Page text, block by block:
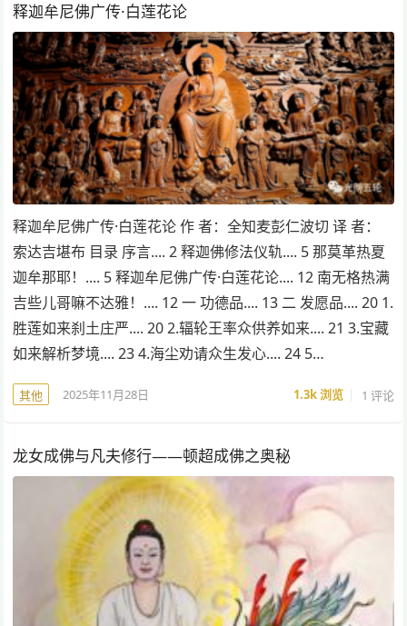
释迦牟尼佛广传·白莲花论
释迦牟尼佛广传·白莲花论 作 者：全知麦彭仁波切 译 者：
索达吉堪布 目录 序言.... 2 释迦佛修法仪轨.... 5 那莫革热夏
迦牟那耶！.... 5 释迦牟尼佛广传·白莲花论.... 12 南无格热满
吉些儿哥嘛不达雅！.... 12 一 功德品.... 13 二 发愿品.... 20 1.
胜莲如来刹土庄严.... 20 2.辐轮王率众供养如来.... 21 3.宝藏
如来解析梦境.... 23 4.海尘劝请众生发心.... 24 5…
其他 2025年11月28日 1.3k浏览 1 评论
龙女成佛与凡夫修行——顿超成佛之奥秘